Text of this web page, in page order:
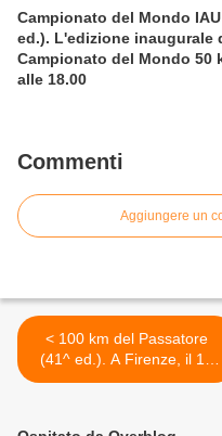
Campionato del Mondo
ed.). L'edizione inaugurale
Campionato del Mondo 50
alle 18.00
Commenti
Aggiungere un
< 100 km del Passatore
(41^ ed.). A Firenze, il 13
maggio 2013, la conferenza